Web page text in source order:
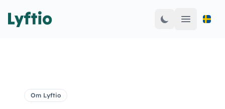
Open
Om Lyftio